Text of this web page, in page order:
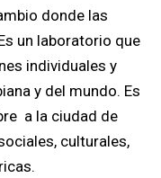
donde las
un laboratorio que
individuales y
y del mundo. Es
a la ciudad de
culturales,
.